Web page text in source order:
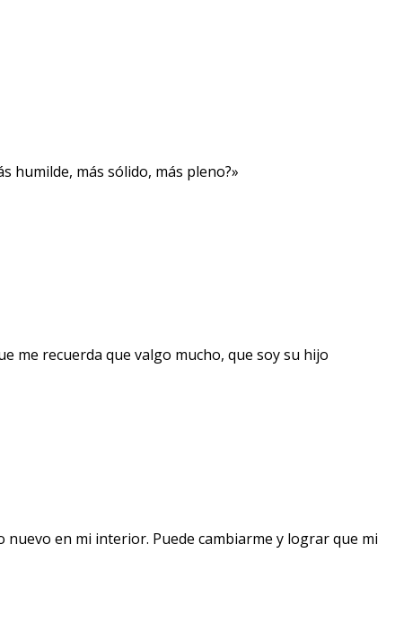
humilde, más sólido, más pleno?»
me recuerda que valgo mucho, que soy su hijo
nuevo en mi interior. Puede cambiarme y lograr que mi